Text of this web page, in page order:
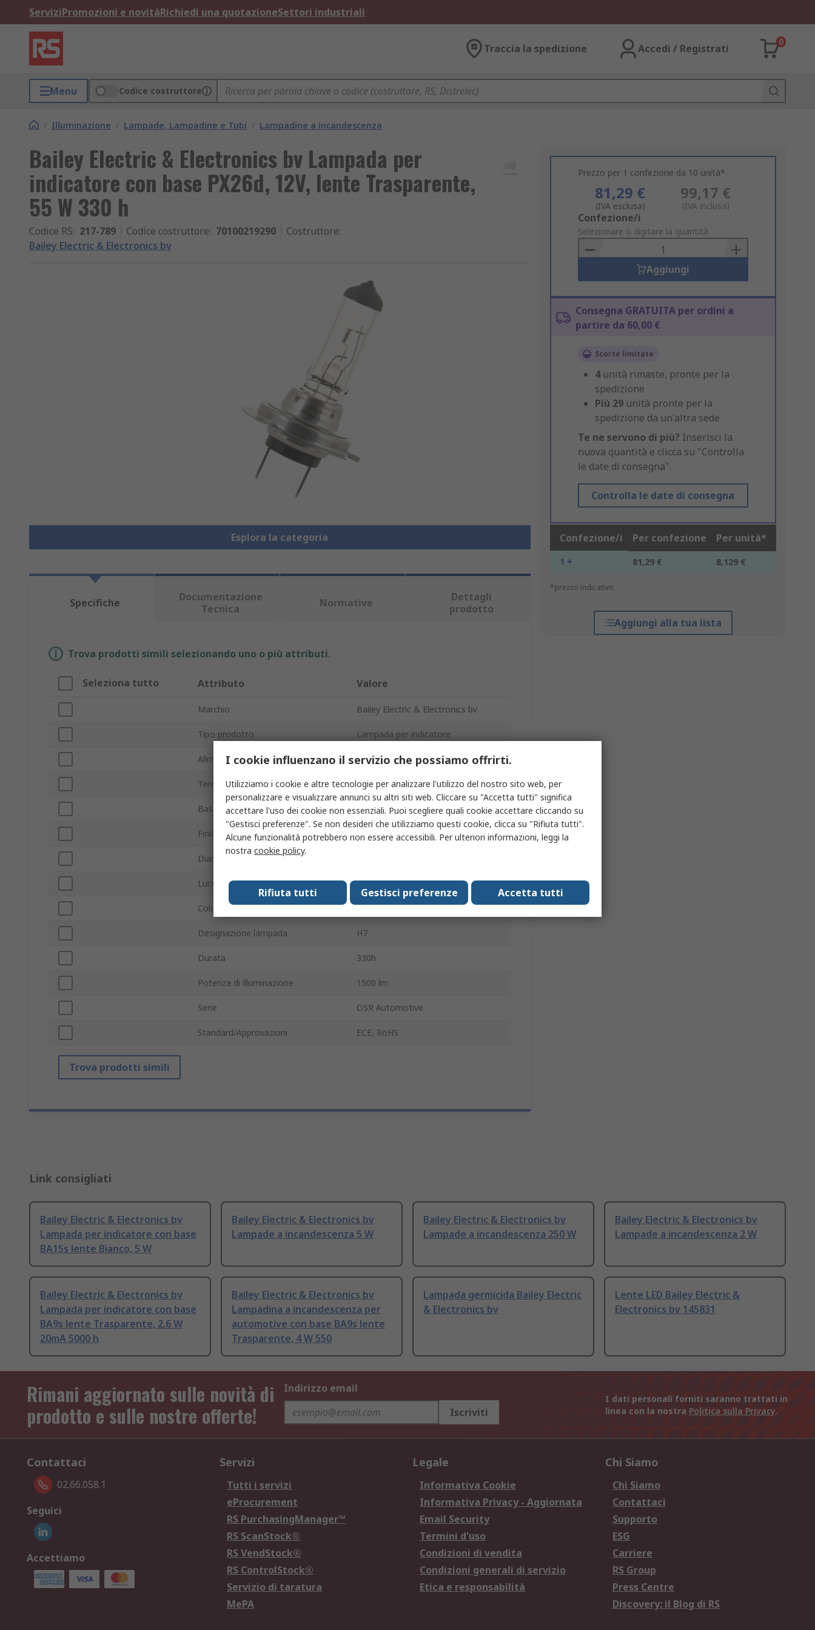
ServiziPromozioni e novitàRichiedi una quotazioneSettori industriali
Traccia la spedizione Accedi / Registrati
0
Menu Codice costruttore
/ Illuminazione / Lampade, Lampadine e Tubi / Lampadine a incandescenza
Bailey Electric & Electronics bv Lampada per
indicatore con base PX26d, 12V, lente Trasparente,
55 W 330 h
Codice RS: 217-789 Codice costruttore: 70100219290 Costruttore:
Bailey Electric & Electronics bv
Esplora la categoria
Prezzo per 1 confezione da 10 unità*
81,29 €
(IVA esclusa)
99,17 €
(IVA inclusa)
Add
to
Basket
Confezione/i
Selezionare o digitare la quantità
Aggiungi
Consegna GRATUITA per ordini a
partire da 60,00 €
Scorte limitate
4 unità rimaste, pronte per la
spedizione
Più 29 unità pronte per la
spedizione da un'altra sede
Te ne servono di più? Inserisci la
nuova quantità e clicca su "Controlla
le date di consegna".
Controlla le date di consegna
Confezione/i Per confezione Per unità*
1 + 81,29 € 8,129 €
*prezzo indicativo
Aggiungi alla tua lista
Specifiche
Documentazione
Tecnica
Normative
Dettagli
prodotto
Trova prodotti simili selezionando uno o più attributi.
Seleziona tutto Attributo Valore
Marchio Bailey Electric & Electronics bv
Tipo prodotto Lampada per indicatore
Alimentazione 55W
Tensione 12V
Base/Supporto della lampada PX26d
Finitura lampada Trasparente
Diametro
Lunghezza 59mm
Colore lente Trasparente
Designazione lampada H7
Durata 330h
Potenza di illuminazione 1500 lm
Serie OSR Automotive
Standard/Approvazioni ECE, RoHS
Trova prodotti simili
Link consigliati
Bailey Electric & Electronics bv
Lampada per indicatore con base
BA15s lente Bianco, 5 W
Bailey Electric & Electronics bv
Lampade a incandescenza 5 W
Bailey Electric & Electronics bv
Lampade a incandescenza 250 W
Bailey Electric & Electronics bv
Lampade a incandescenza 2 W
Bailey Electric & Electronics bv
Lampada per indicatore con base
BA9s lente Trasparente, 2.6 W
20mA 5000 h
Bailey Electric & Electronics bv
Lampadina a incandescenza per
automotive con base BA9s lente
Trasparente, 4 W 550
Lampada germicida Bailey Electric
& Electronics bv
Lente LED Bailey Electric &
Electronics bv 145831
Rimani aggiornato sulle novità di
prodotto e sulle nostre offerte!
Indirizzo email
Iscriviti
I dati personali forniti saranno trattati in
linea con la nostra Politica sulla Privacy.
Contattaci
02.66.058.1
Seguici
Accettiamo
Servizi
Tutti i servizi
eProcurement
RS PurchasingManager™
RS ScanStock®
RS VendStock®
RS ControlStock®
Servizio di taratura
MePA
Legale
Informativa Cookie
Informativa Privacy - Aggiornata
Email Security
Termini d'uso
Condizioni di vendita
Condizioni generali di servizio
Etica e responsabilità
Chi Siamo
Chi Siamo
Contattaci
Supporto
ESG
Carriere
RS Group
Press Centre
Discovery: il Blog di RS
I cookie influenzano il servizio che possiamo offrirti.
Utilizziamo i cookie e altre tecnologie per analizzare l'utilizzo del nostro sito web, per
personalizzare e visualizzare annunci su altri siti web. Cliccare su "Accetta tutti" significa
accettare l'uso dei cookie non essenziali. Puoi scegliere quali cookie accettare cliccando su
"Gestisci preferenze". Se non desideri che utilizziamo questi cookie, clicca su "Rifiuta tutti".
Alcune funzionalità potrebbero non essere accessibili. Per ulteriori informazioni, leggi la
nostra cookie policy.
Accetta tutti
Gestisci preferenze
Rifiuta tutti